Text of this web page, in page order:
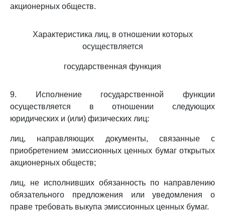
акционерных обществ.
Характеристика лиц, в отношении которых
осуществляется
государственная функция
9. Исполнение государственной функции
осуществляется в отношении следующих
юридических и (или) физических лиц:
лиц, направляющих документы, связанные с
приобретением эмиссионных ценных бумаг открытых
акционерных обществ;
лиц, не исполнивших обязанность по направлению
обязательного предложения или уведомления о
праве требовать выкупа эмиссионных ценных бумаг.